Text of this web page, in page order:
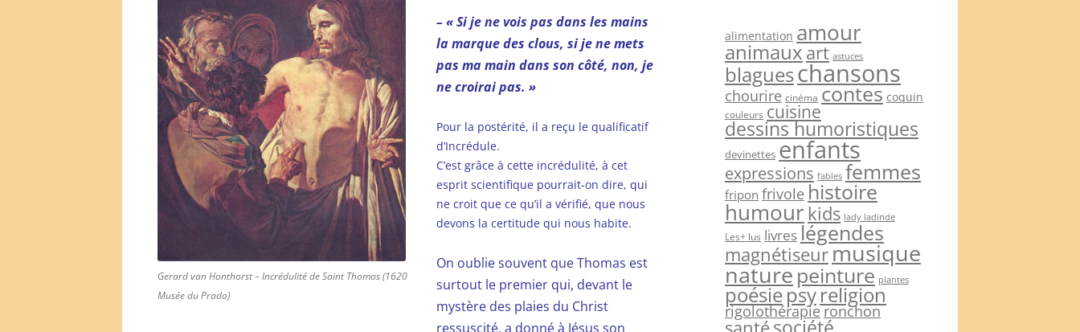
Gerard van Honthorst – Incrédulité de Saint Thomas (1620
Musée du Prado)
– « Si je ne vois pas dans les mains
la marque des clous, si je ne mets
pas ma main dans son côté, non, je
ne croirai pas. »
Pour la postérité, il a reçu le qualificatif
d’Incrédule.
C’est grâce à cette incrédulité, à cet
esprit scientifique pourrait-on dire, qui
ne croit que ce qu’il a vérifié, que nous
devons la certitude qui nous habite.
On oublie souvent que Thomas est
surtout le premier qui, devant le
mystère des plaies du Christ
ressuscité, a donné à Jésus son
alimentation amour
animauxart astuces
blagueschansons
chourire cinéma contes coquin
couleurs cuisine
dessins humoristiques
devinettes enfants
expressions fables femmes
fripon frivole histoire
humour kids lady ladinde
Les+ lus livreslégendes
magnétiseurmusique
naturepeinture plantes
poésiepsyreligion
rigolothérapieronchon